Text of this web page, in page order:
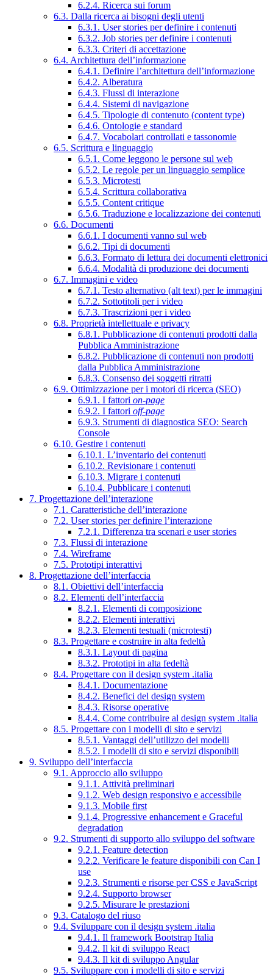
6.2.4. Ricerca sui forum
6.3. Dalla ricerca ai bisogni degli utenti
6.3.1. User stories per definire i contenuti
6.3.2. Job stories per definire i contenuti
6.3.3. Criteri di accettazione
6.4. Architettura dell’informazione
6.4.1. Definire l’architettura dell’informazione
6.4.2. Alberatura
6.4.3. Flussi di interazione
6.4.4. Sistemi di navigazione
6.4.5. Tipologie di contenuto (content type)
6.4.6. Ontologie e standard
6.4.7. Vocabolari controllati e tassonomie
6.5. Scrittura e linguaggio
6.5.1. Come leggono le persone sul web
6.5.2. Le regole per un linguaggio semplice
6.5.3. Microtesti
6.5.4. Scrittura collaborativa
6.5.5. Content critique
6.5.6. Traduzione e localizzazione dei contenuti
6.6. Documenti
6.6.1. I documenti vanno sul web
6.6.2. Tipi di documenti
6.6.3. Formato di lettura dei documenti elettronici
6.6.4. Modalità di produzione dei documenti
6.7. Immagini e video
6.7.1. Testo alternativo (alt text) per le immagini
6.7.2. Sottotitoli per i video
6.7.3. Trascrizioni per i video
6.8. Proprietà intellettuale e privacy
6.8.1. Pubblicazione di contenuti prodotti dalla
Pubblica Amministrazione
6.8.2. Pubblicazione di contenuti non prodotti
dalla Pubblica Amministrazione
6.8.3. Consenso dei soggetti ritratti
6.9. Ottimizzazione per i motori di ricerca (SEO)
6.9.1. I fattori on-page
6.9.2. I fattori off-page
6.9.3. Strumenti di diagnostica SEO: Search
Console
6.10. Gestire i contenuti
6.10.1. L’inventario dei contenuti
6.10.2. Revisionare i contenuti
6.10.3. Migrare i contenuti
6.10.4. Pubblicare i contenuti
7. Progettazione dell’interazione
7.1. Caratteristiche dell’interazione
7.2. User stories per definire l’interazione
7.2.1. Differenza tra scenari e user stories
7.3. Flussi di interazione
7.4. Wireframe
7.5. Prototipi interattivi
8. Progettazione dell’interfaccia
8.1. Obiettivi dell’interfaccia
8.2. Elementi dell’interfaccia
8.2.1. Elementi di composizione
8.2.2. Elementi interattivi
8.2.3. Elementi testuali (microtesti)
8.3. Progettare e costruire in alta fedeltà
8.3.1. Layout di pagina
8.3.2. Prototipi in alta fedeltà
8.4. Progettare con il design system .italia
8.4.1. Documentazione
8.4.2. Benefici del design system
8.4.3. Risorse operative
8.4.4. Come contribuire al design system .italia
8.5. Progettare con i modelli di sito e servizi
8.5.1. Vantaggi dell’utilizzo dei modelli
8.5.2. I modelli di sito e servizi disponibili
9. Sviluppo dell’interfaccia
9.1. Approccio allo sviluppo
9.1.1. Attività preliminari
9.1.2. Web design responsivo e accessibile
9.1.3. Mobile first
9.1.4. Progressive enhancement e Graceful
degradation
9.2. Strumenti di supporto allo sviluppo del software
9.2.1. Feature detection
9.2.2. Verificare le feature disponibili con Can I
use
9.2.3. Strumenti e risorse per CSS e JavaScript
9.2.4. Supporto browser
9.2.5. Misurare le prestazioni
9.3. Catalogo del riuso
9.4. Sviluppare con il design system .italia
9.4.1. Il framework Bootstrap Italia
9.4.2. Il kit di sviluppo React
9.4.3. Il kit di sviluppo Angular
9.5. Sviluppare con i modelli di sito e servizi